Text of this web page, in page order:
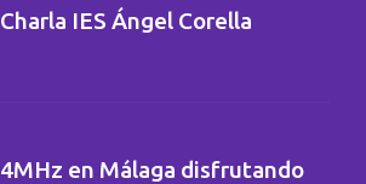
Charla IES Ángel Corella
4MHz en Málaga disfrutando